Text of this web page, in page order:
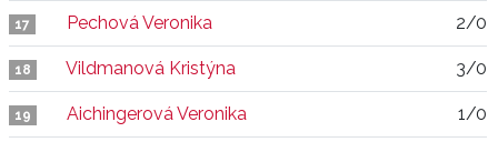
17 Pechová Veronika 2/0
18 Vildmanová Kristýna 3/0
19 Aichingerová Veronika 1/0